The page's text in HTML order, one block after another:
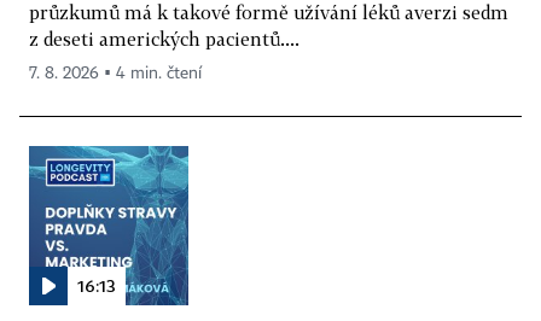
průzkumů má k takové formě užívání léků averzi sedm
z deseti amerických pacientů....
7. 8. 2026 ▪ 4 min. čtení
16:13